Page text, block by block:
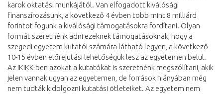
karok oktatási munkájától. Van elfogadott kiválósági
finanszírozásunk, a következő 4 évben több mint 8 milliárd
forintot fogunk a kiválósági támogatásokra fordítani. Olyan
formát szeretnénk adni ezeknek támogatásoknak, hogy a
szegedi egyetem kutatói számára látható legyen, a következő
10-15 évben előrejutási lehetőségük lesz az egyetemen belül.
Az IKIKK-ben azokat a kutatókat is szeretnénk megszólítani, akik
jelen vannak ugyan az egyetemen, de források hiányában még
nem tudták kidolgozni kutatási ötleteiket. Az egyetem nem